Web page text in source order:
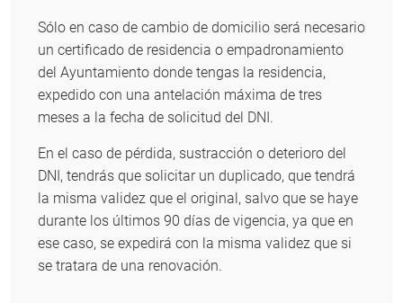
Sólo en caso de cambio de domicilio será necesario
un certificado de residencia o empadronamiento
del Ayuntamiento donde tengas la residencia,
expedido con una antelación máxima de tres
meses a la fecha de solicitud del DNI.
En el caso de pérdida, sustracción o deterioro del
DNI, tendrás que solicitar un duplicado, que tendrá
la misma validez que el original, salvo que se haye
durante los últimos 90 días de vigencia, ya que en
ese caso, se expedirá con la misma validez que si
se tratara de una renovación.